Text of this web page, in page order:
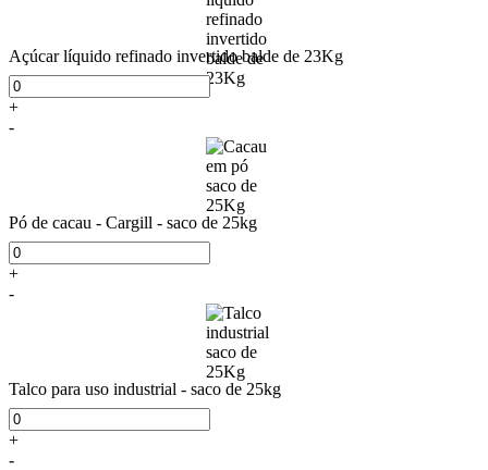
Açúcar líquido refinado invertido balde de 23Kg
+
-
Pó de cacau - Cargill - saco de 25kg
+
-
Talco para uso industrial - saco de 25kg
+
-